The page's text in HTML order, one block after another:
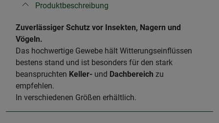
Produktbeschreibung
​Zuverlässiger Schutz vor Insekten, Nagern und
Vögeln.
Das hochwertige Gewebe hält Witterungseinflüssen
bestens stand und ist besonders für den stark
beanspruchten Keller- und Dachbereich zu
empfehlen.
In verschiedenen Größen erhältlich.